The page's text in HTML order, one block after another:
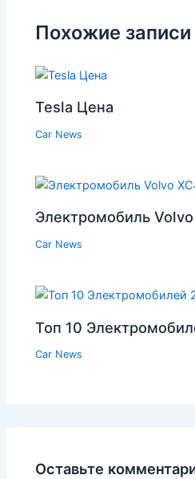
Похожие записи
Tesla Цена
Car News
Электромобиль
Car News
Топ 10
Car News
Оставьте